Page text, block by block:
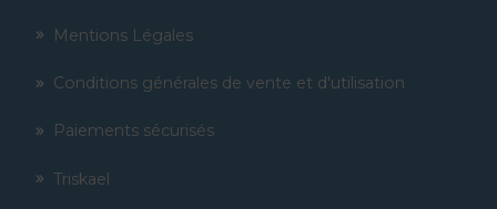
Mentions Légales
Conditions générales de vente et d'utilisation
Paiements sécurisés
Triskael